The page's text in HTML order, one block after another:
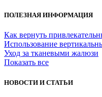
ПОЛЕЗНАЯ ИНФОРМАЦИЯ
Как вернуть
Использование
Уход за тканевыми жалюзи
Показать все
НОВОСТИ И СТАТЬИ